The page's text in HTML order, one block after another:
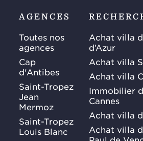
AGENCES
Toutes nos
agences
Cap
d'Antibes
Saint-Tropez
Jean
Mermoz
Saint-Tropez
Louis Blanc
Achat villa
d’Azur
Achat villa
Achat villa
Immobilier
Cannes
Achat villa
Achat villa